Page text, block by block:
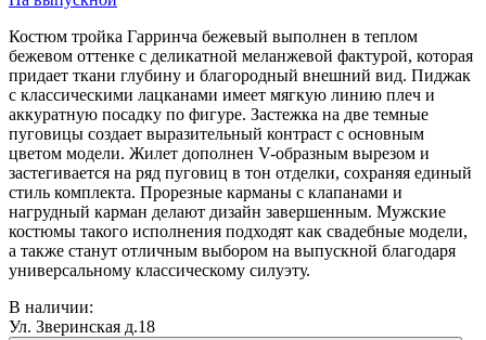
Костюм тройка Гарринча бежевый выполнен в теплом
бежевом оттенке с деликатной меланжевой фактурой, которая
придает ткани глубину и благородный внешний вид. Пиджак
с классическими лацканами имеет мягкую линию плеч и
аккуратную посадку по фигуре. Застежка на две темные
пуговицы создает выразительный контраст с основным
цветом модели. Жилет дополнен V-образным вырезом и
застегивается на ряд пуговиц в тон отделки, сохраняя единый
стиль комплекта. Прорезные карманы с клапанами и
нагрудный карман делают дизайн завершенным. Мужские
костюмы такого исполнения подходят как свадебные модели,
а также станут отличным выбором на выпускной благодаря
универсальному классическому силуэту.
В наличии:
Ул. Зверинская д.18